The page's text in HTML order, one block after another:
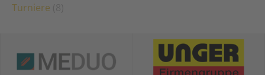
Turniere